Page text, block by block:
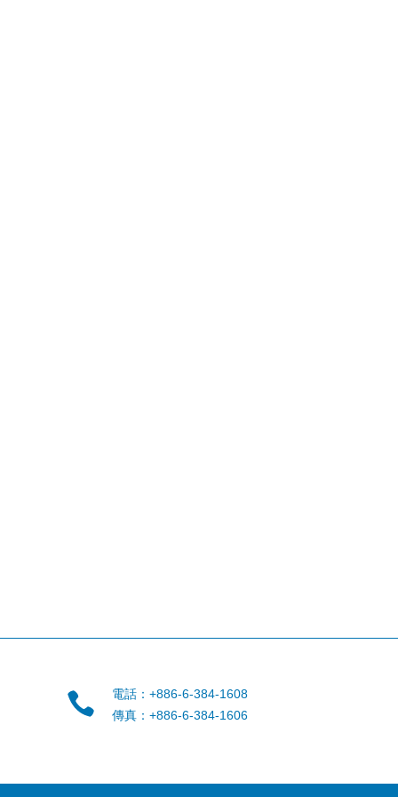
電話：+886-6-384-1608
傳真：+886-6-384-1606